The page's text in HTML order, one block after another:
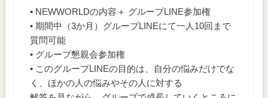
• NEWWORLDの内容＋ グループLINE参加権
• 期間中（3か月）グループLINEにて一人10回まで
質問可能
• グループ懇親会参加権
• このグループLINEの目的は、自分の悩みだけでな
く、ほかの人の悩みやその人に対する